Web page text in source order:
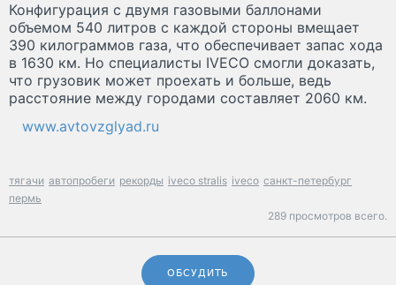
Конфигурация с двумя газовыми баллонами
объемом 540 литров с каждой стороны вмещает
390 килограммов газа, что обеспечивает запас хода
в 1630 км. Но специалисты IVECO смогли доказать,
что грузовик может проехать и больше, ведь
расстояние между городами составляет 2060 км.
www.avtovzglyad.ru
тягачи автопробеги рекорды iveco stralis iveco санкт-петербург
пермь
289 просмотров всего.
ОБСУДИТЬ